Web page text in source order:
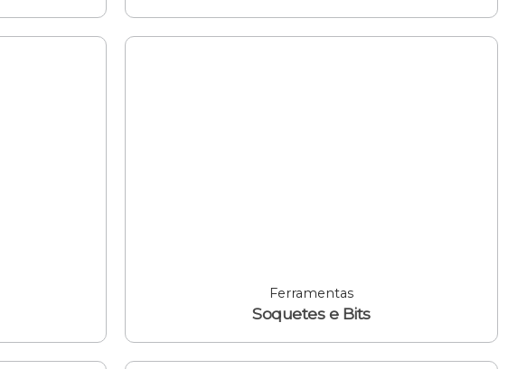
Ferramentas
Soquetes e Bits